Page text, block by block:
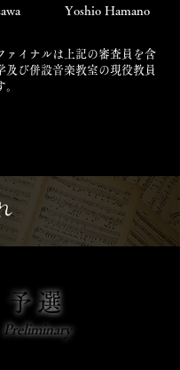
Yoshio Hamano
ァイナルは上記の審査員を含
及び併設音楽教室の現役教員
予選
Preliminary